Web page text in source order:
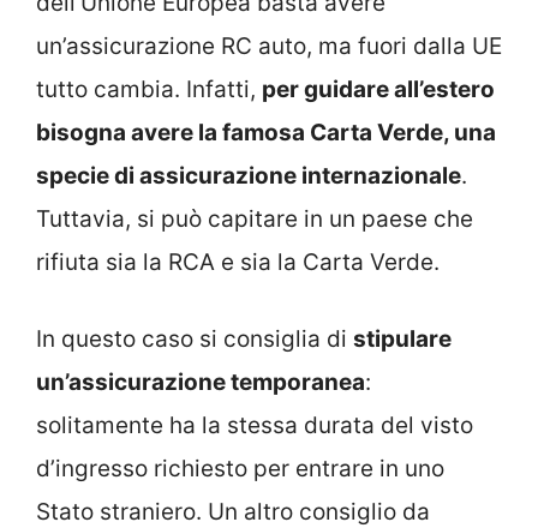
un’assicurazione RC auto, ma fuori dalla UE
tutto cambia. Infatti, per guidare all’estero
bisogna avere la famosa Carta Verde, una
specie di assicurazione internazionale.
Tuttavia, si può capitare in un paese che
rifiuta sia la RCA e sia la Carta Verde.
In questo caso si consiglia di stipulare
un’assicurazione temporanea:
solitamente ha la stessa durata del visto
d’ingresso richiesto per entrare in uno
Stato straniero. Un altro consiglio da